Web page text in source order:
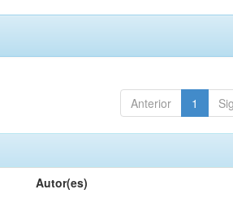
Anterior 1
Autor(es)